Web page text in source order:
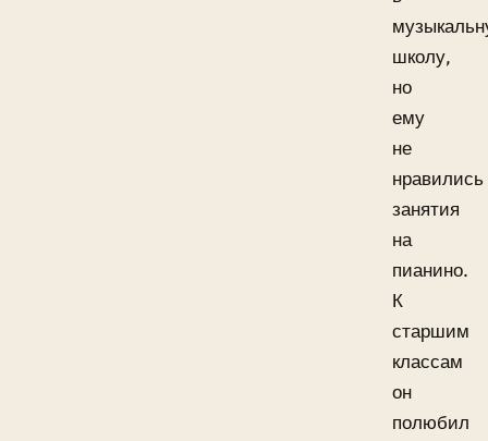
школу,
но
ему
не
нравились
занятия
на
пианино.
К
старшим
классам
он
полюбил